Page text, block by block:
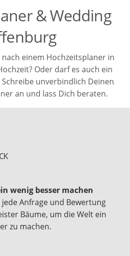
& Wedding
einem Hochzeitsplaner in
Oder darf es auch ein
unverbindlich Deinen
an und lass Dich beraten.
wenig besser machen
Anfrage und Bewertung
Bäume, um die Welt ein
zu machen.